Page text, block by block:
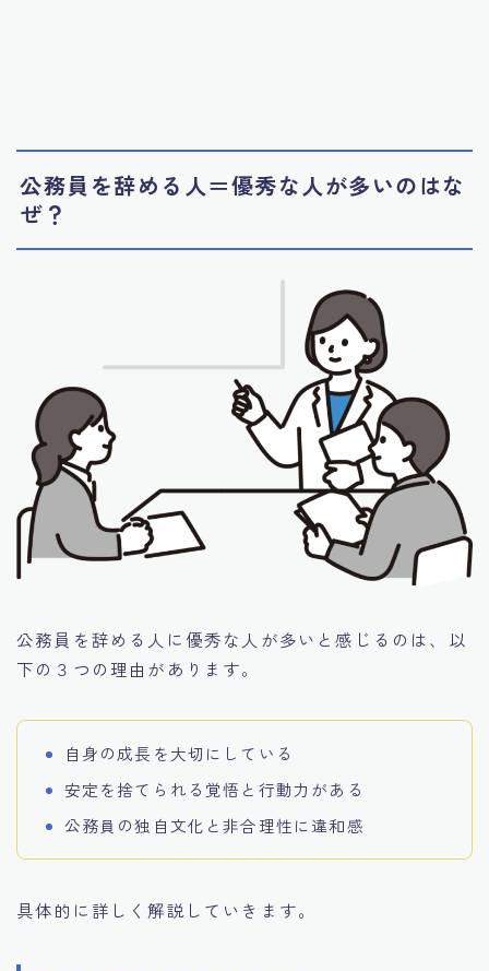
公務員を辞める人＝優秀な人が多いのはな
ぜ？
公務員を辞める人に優秀な人が多いと感じるのは、以
下の３つの理由があります。
自身の成長を大切にしている
安定を捨てられる覚悟と行動力がある
公務員の独自文化と非合理性に違和感
具体的に詳しく解説していきます。